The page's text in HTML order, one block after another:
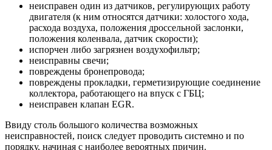
неисправен один из датчиков, регулирующих работу
двигателя (к ним относятся датчики: холостого хода,
расхода воздуха, положения дроссельной заслонки,
положения коленвала, датчик скорости);
испорчен либо загрязнен воздухофильтр;
неисправны свечи;
повреждены бронепровода;
повреждены прокладки, герметизирующие соединение
коллектора, работающего на впуск с ГБЦ;
неисправен клапан EGR.
Ввиду столь большого количества возможных
неисправностей, поиск следует проводить системно и по
порядку, начиная с наиболее вероятных причин.